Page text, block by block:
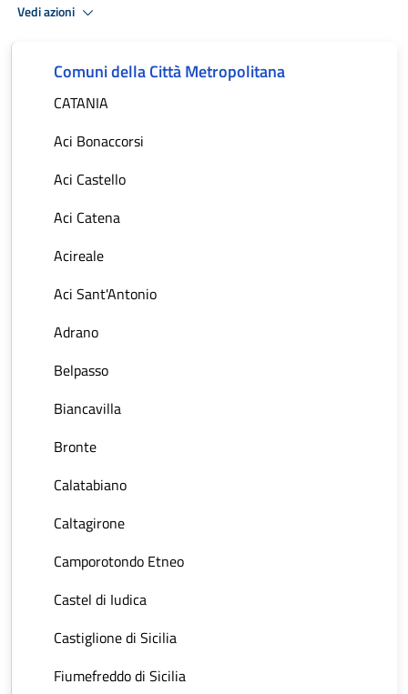
Vedi azioni
Comuni della Città Metropolitana
CATANIA
Aci Bonaccorsi
Aci Castello
Aci Catena
Acireale
Aci Sant'Antonio
Adrano
Belpasso
Biancavilla
Bronte
Calatabiano
Caltagirone
Camporotondo Etneo
Castel di Iudica
Castiglione di Sicilia
Fiumefreddo di Sicilia